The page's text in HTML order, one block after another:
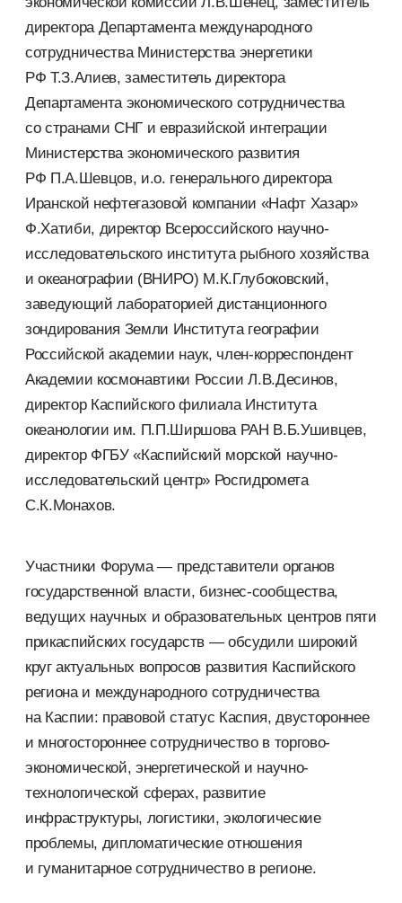
директора Департамента международного
сотрудничества Министерства энергетики
РФ Т.З.Алиев, заместитель директора
Департамента экономического сотрудничества
со странами СНГ и евразийской интеграции
Министерства экономического развития
РФ П.А.Шевцов, и.о. генерального директора
Иранской нефтегазовой компании «Нафт Хазар»
Ф.Хатиби, директор Всероссийского научно-
исследовательского института рыбного хозяйства
и океанографии (ВНИРО) М.К.Глубоковский,
заведующий лабораторией дистанционного
зондирования Земли Института географии
Российской академии наук, член-корреспондент
Академии космонавтики России Л.В.Десинов,
директор Каспийского филиала Института
океанологии им. П.П.Ширшова РАН В.Б.Ушивцев,
директор ФГБУ «Каспийский морской научно-
исследовательский центр» Росгидромета
С.К.Монахов.
Участники Форума — представители органов
государственной власти, бизнес-сообщества,
ведущих научных и образовательных центров пяти
прикаспийских государств — обсудили широкий
круг актуальных вопросов развития Каспийского
региона и международного сотрудничества
на Каспии: правовой статус Каспия, двустороннее
и многостороннее сотрудничество в торгово-
экономической, энергетической и научно-
технологической сферах, развитие
инфраструктуры, логистики, экологические
проблемы, дипломатические отношения
и гуманитарное сотрудничество в регионе.